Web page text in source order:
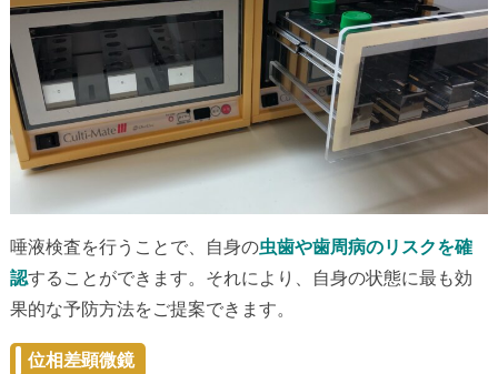
唾液検査を行うことで、自身の虫歯や歯周病のリスクを確
認することができます。それにより、自身の状態に最も効
果的な予防方法をご提案できます。
位相差顕微鏡